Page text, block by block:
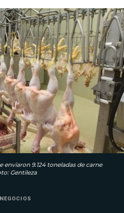
enviaron 9.124 toneladas de carne
Gentileza
NEGOCIOS